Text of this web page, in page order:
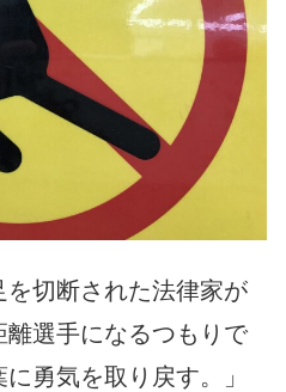
を切断された法律家が
選手になるつもりで
勇気を取り戻す。」